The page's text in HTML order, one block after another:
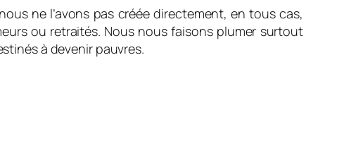
ne l’avons pas créée directement, en tous cas,
ou retraités. Nous nous faisons plumer surtout
à devenir pauvres.